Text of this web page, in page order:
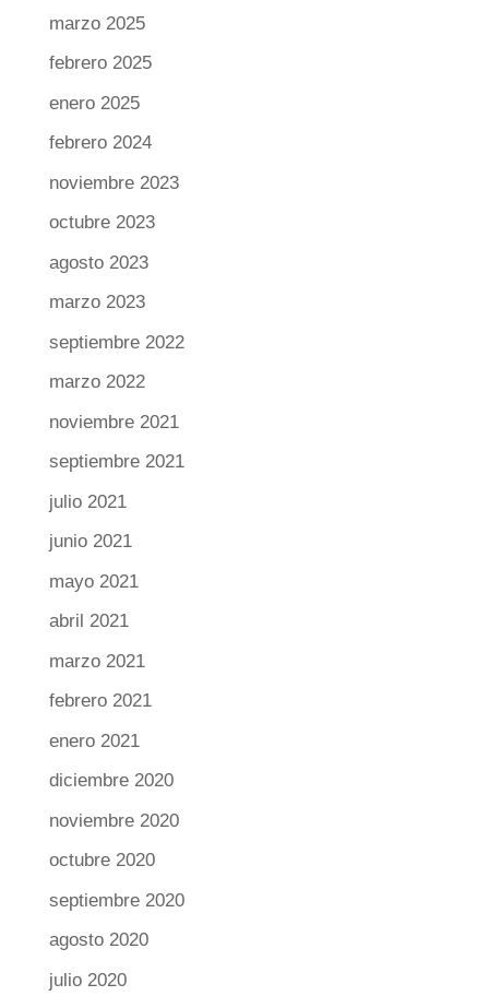
marzo 2025
febrero 2025
enero 2025
febrero 2024
noviembre 2023
octubre 2023
agosto 2023
marzo 2023
septiembre 2022
marzo 2022
noviembre 2021
septiembre 2021
julio 2021
junio 2021
mayo 2021
abril 2021
marzo 2021
febrero 2021
enero 2021
diciembre 2020
noviembre 2020
octubre 2020
septiembre 2020
agosto 2020
julio 2020